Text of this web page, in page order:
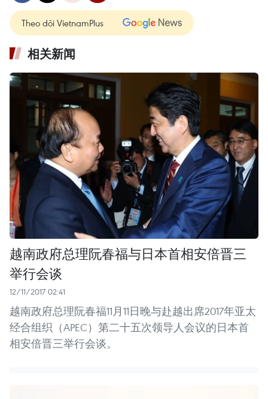
Theo dõi VietnamPlus
相关新闻
越南政府总理阮春福与日本首相安倍晋三
举行会谈
12/11/2017 02:41
越南政府总理阮春福11月11日晚与赴越出席2017年亚太
经合组织（APEC）第二十五次领导人会议的日本首
相安倍晋三举行会谈。